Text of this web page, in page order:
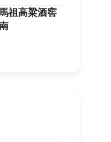
祖高粱酒窖